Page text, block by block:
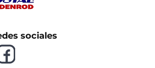
sociales